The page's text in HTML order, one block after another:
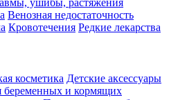
ушибы, растяжения
Венозная недостаточность
Кровотечения Редкие лекарства
косметика Детские аксессуары
беременных и кормящих